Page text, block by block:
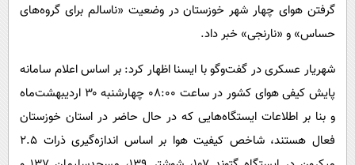
حوادث
محیط زیست
سلامت
فرهنگی
گرفتن هوای چهار شهر خوزستان در وضعیت «ناسالم برای گروه‌های
حساس» و «نارنجی» خبر داد.
شهریار عسکری در گفت‌وگو با ایسنا اظهار کرد: بر اساس اعلام سامانه
پایش کیفی هوای کشور در ساعت ۰۸:۰۰ چهارشنبه ۳۰ اردیبهشت‌ماه‌
و بنا بر اطلاعات ایستگاه‌هایی که در حال حاضر در استان خوزستان
فعال هستند، شاخص کیفیت هوا بر اساس اندازه‌گیری ذرات ۲.۵